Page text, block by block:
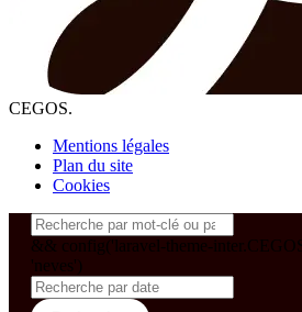
CEGOS.
Mentions légales
Plan du site
Cookies
&& config('laravel-theme-
'neves')